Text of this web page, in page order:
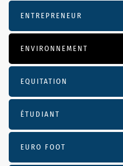
ENTREPRENEUR
ENVIRONNEMENT
EQUITATION
ÉTUDIANT
EURO FOOT